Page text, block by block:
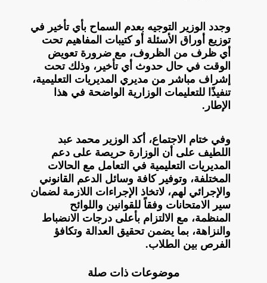
وجدد الوزير التوجيه بعدم السماح بأي تأخير في
توزيع أوراق الأسئلة أو كتيبات المفاهيم تحت
أي ظرف من الظروف، مع ضرورة تعويض
الوقت في حال حدوث أي تأخير، وذلك تحت
إشراف مباشر من مديري المديريات التعليمية،
تنفيذًا للتعليمات الوزارية الواضحة في هذا
الإطار.
وفي ختام الاجتماع، أكد الوزير محمد عبد
اللطيف على أن الوزارة حريصة على دعم
المديريات التعليمية في التعامل مع الحالات
المختلفة، وتوفير كافة وسائل الدعم القانوني
والإجرائي لهم، لاتخاذ الإجراءات اللازمة لضمان
سير الامتحانات وفقاً للقوانين واللوائح
المنظمة، مع الالتزام بأعلى درجات الانضباط
والنزاهة، بما يضمن تحقيق العدالة وتكافؤ
الفرص بين الطلاب.
موضوعات ذات صلة